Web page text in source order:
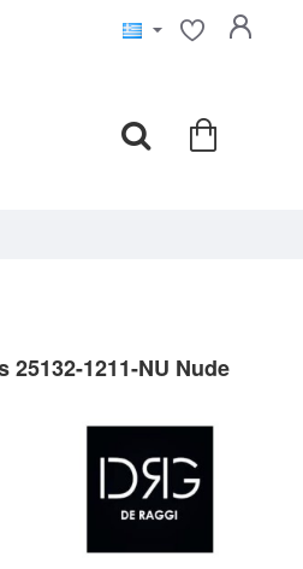
1211-NU Nude